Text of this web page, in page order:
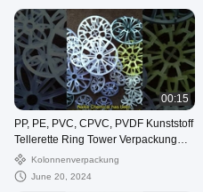
00:15
PP, PE, PVC, CPVC, PVDF Kunststoff
Tellerette Ring Tower Verpackung
47mm, 51mm, 73mm, 95mm
Kolonnenverpackung
June 20, 2024